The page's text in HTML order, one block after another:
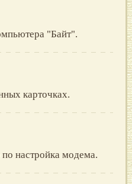
"Байт".
карточках.
по настpойка модема.